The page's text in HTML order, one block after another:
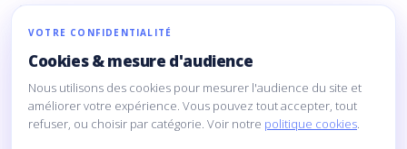
Glossaire Data
CONTACT
160 Rue Montmartre
75002 Paris
VOTRE CONFIDENTIALITÉ
Cookies & mesure d'audience
Nous utilisons des cookies pour mesurer l'audience du site et
améliorer votre expérience. Vous pouvez tout accepter, tout
refuser, ou choisir par catégorie. Voir notre politique cookies.